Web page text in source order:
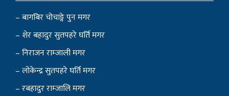
– बागबिर चोचाङ्गे पुन मगर
– शेर बहादुर सुतपहरे घर्ति मगर
– निराजन राम्जाली मगर
– लोकेन्द्र सुतपहरे घर्ति मगर
– रबहादुर राम्जालि मगर